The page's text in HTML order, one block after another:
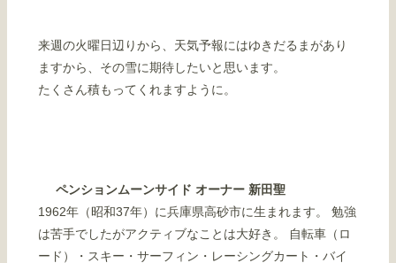
来週の火曜日辺りから、天気予報にはゆきだるまがあり
ますから、その雪に期待したいと思います。
たくさん積もってくれますように。
ペンションムーンサイド オーナー 新田聖
1962年（昭和37年）に兵庫県高砂市に生まれます。 勉強
は苦手でしたがアクティブなことは大好き。 自転車（ロ
ード）・スキー・サーフィン・レーシングカート・バイ